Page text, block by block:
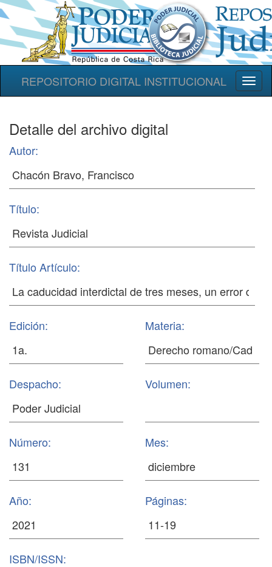
REPOSITORIO DIGITAL INSTITUCIONAL
Detalle del archivo digital
Autor:
Título:
Título Artículo:
Edición: Materia:
Despacho: Volumen:
Número: Mes:
Año: Páginas:
ISBN/ISSN: